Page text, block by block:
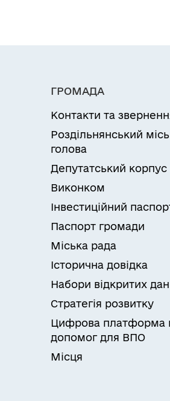
ГРОМАДА
Контакти та
Роздільнянський
голова
Депутатський корпус
Виконком
Інвестиційний
Паспорт громади
Міська рада
Історична довідка
Набори відкритих
Стратегія розвитку
Цифрова платформа
допомог для ВПО
Місця